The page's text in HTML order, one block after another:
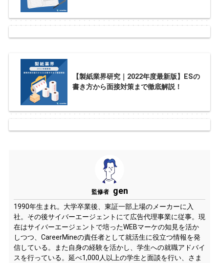
【製紙業界研究｜2022年度最新版】ESの
書き方から面接対策まで徹底解説！
監修者 gen
1990年生まれ。大学卒業後、東証一部上場のメーカーに入
社。その後サイバーエージェントにて広告代理事業に従事。現
在はサイバーエージェントで培ったWEBマーケの知見を活か
しつつ、CareerMineの責任者として就活生に役立つ情報を発
信している。また自身の経験を活かし、学生への就職アドバイ
スを行っている。延べ1,000人以上の学生と面談を行い、さま